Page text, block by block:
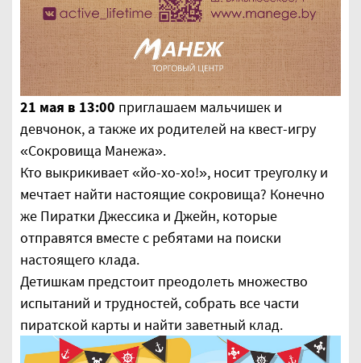
21 мая в 13:00 приглашаем мальчишек и
девчонок, а также их родителей на квест-игру
«Сокровища Манежа».
Кто выкрикивает «йо-хо-хо!», носит треуголку и
мечтает найти настоящие сокровища? Конечно
же Пиратки Джессика и Джейн, которые
отправятся вместе с ребятами на поиски
настоящего клада.
Детишкам предстоит преодолеть множество
испытаний и трудностей, собрать все части
пиратской карты и найти заветный клад.